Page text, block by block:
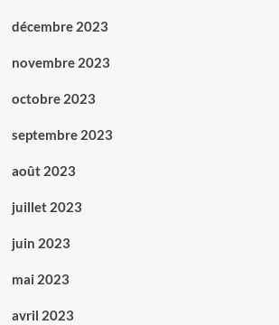
décembre 2023
novembre 2023
octobre 2023
septembre 2023
août 2023
juillet 2023
juin 2023
mai 2023
avril 2023